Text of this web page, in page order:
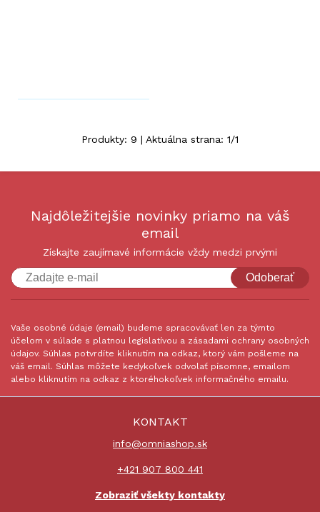
Produkty: 9 | Aktuálna strana: 1/1
Najdôležitejšie novinky priamo na váš
email
Získajte zaujímavé informácie vždy medzi prvými
Odoberať
Vaše osobné údaje (email) budeme spracovávať len za týmto
účelom v súlade s platnou legislatívou a zásadami ochrany osobných
údajov. Súhlas potvrdíte kliknutím na odkaz, ktorý vám pošleme na
váš email. Súhlas môžete kedykoľvek odvolať písomne, emailom
alebo kliknutím na odkaz z ktoréhokoľvek informačného emailu.
KONTAKT
info@omniashop.sk
+421 907 800 441
Zobraziť všekty kontakty